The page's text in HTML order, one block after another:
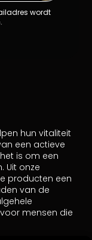
wordt
hun vitaliteit
een actieve
is om een
Uit onze
producten een
van de
mensen die